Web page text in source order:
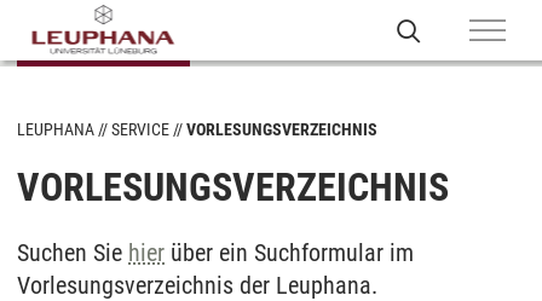
LEUPHANA SERVICE VORLESUNGSVERZEICHNIS
VORLESUNGSVERZEICHNIS
Suchen Sie hier über ein Suchformular im
Vorlesungsverzeichnis der Leuphana.